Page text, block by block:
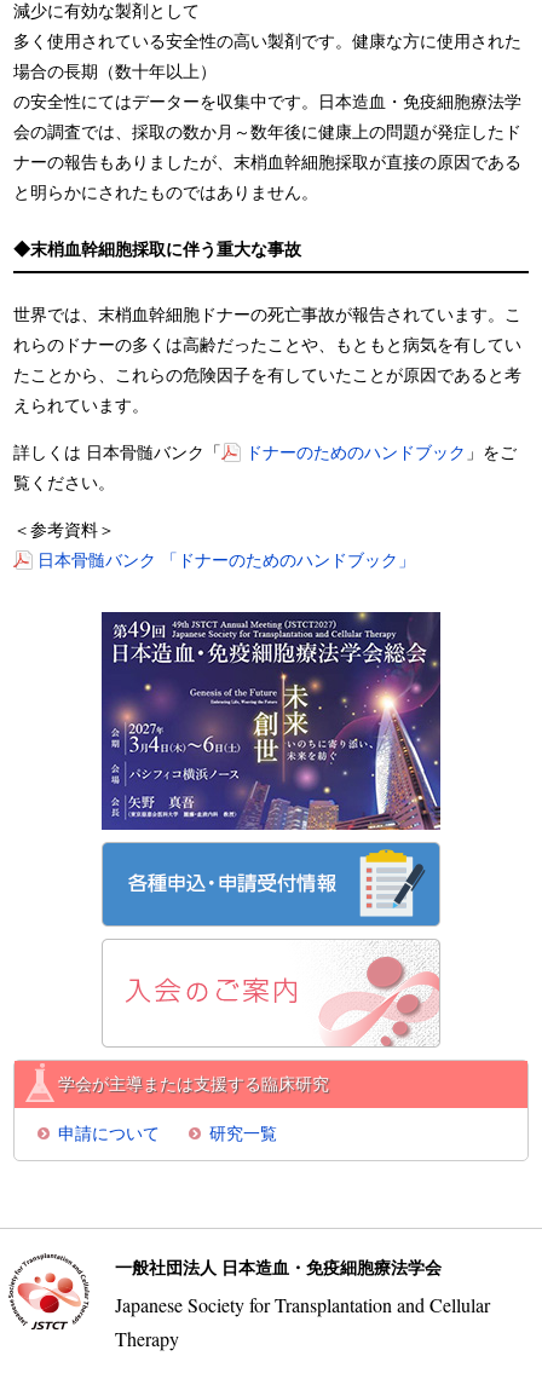
減少に有効な製剤として
多く使用されている安全性の高い製剤です。健康な方に使用された
場合の長期（数十年以上）
の安全性にてはデーターを収集中です。日本造血・免疫細胞療法学
会の調査では、採取の数か月～数年後に健康上の問題が発症したド
ナーの報告もありましたが、末梢血幹細胞採取が直接の原因である
と明らかにされたものではありません。
◆末梢血幹細胞採取に伴う重大な事故
世界では、末梢血幹細胞ドナーの死亡事故が報告されています。こ
れらのドナーの多くは高齢だったことや、もともと病気を有してい
たことから、これらの危険因子を有していたことが原因であると考
えられています。
詳しくは 日本骨髄バンク「 ドナーのためのハンドブック 」をご
覧ください。
＜参考資料＞
日本骨髄バンク 「ドナーのためのハンドブック」
学会が主導または支援する臨床研究
申請について 研究一覧
一般社団法人 日本造血・免疫細胞療法学会
Japanese Society for Transplantation and Cellular
Therapy